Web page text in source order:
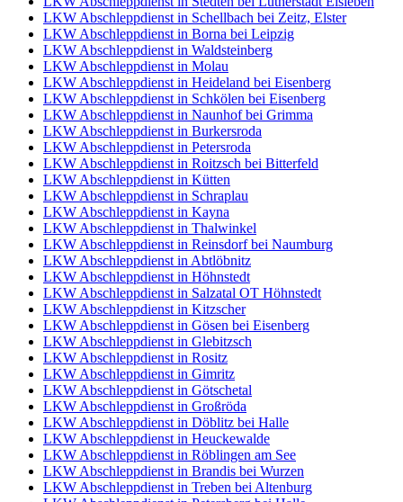
LKW Abschleppdienst in Schellbach bei Zeitz, Elster
LKW Abschleppdienst in Borna bei Leipzig
LKW Abschleppdienst in Waldsteinberg
LKW Abschleppdienst in Molau
LKW Abschleppdienst in Heideland bei Eisenberg
LKW Abschleppdienst in Schkölen bei Eisenberg
LKW Abschleppdienst in Naunhof bei Grimma
LKW Abschleppdienst in Burkersroda
LKW Abschleppdienst in Petersroda
LKW Abschleppdienst in Roitzsch bei Bitterfeld
LKW Abschleppdienst in Kütten
LKW Abschleppdienst in Schraplau
LKW Abschleppdienst in Kayna
LKW Abschleppdienst in Thalwinkel
LKW Abschleppdienst in Reinsdorf bei Naumburg
LKW Abschleppdienst in Abtlöbnitz
LKW Abschleppdienst in Höhnstedt
LKW Abschleppdienst in Salzatal OT Höhnstedt
LKW Abschleppdienst in Kitzscher
LKW Abschleppdienst in Gösen bei Eisenberg
LKW Abschleppdienst in Glebitzsch
LKW Abschleppdienst in Rositz
LKW Abschleppdienst in Gimritz
LKW Abschleppdienst in Götschetal
LKW Abschleppdienst in Großröda
LKW Abschleppdienst in Döblitz bei Halle
LKW Abschleppdienst in Heuckewalde
LKW Abschleppdienst in Röblingen am See
LKW Abschleppdienst in Brandis bei Wurzen
LKW Abschleppdienst in Treben bei Altenburg